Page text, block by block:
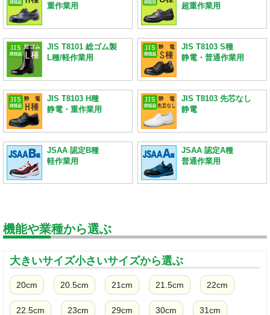
重作業用
超重作業用
JIS T8101 総ゴム製
L種/軽作業用
JIS T8103 S種
静電・普通作業用
JIS T8103 H種
静電・重作業用
JIS T8103 先芯なし
静電
JSAA 認定B種
軽作業用
JSAA 認定A種
普通作業用
機能や業種から選ぶ
大きいサイズ小さいサイズから選ぶ
20cm 20.5cm 21cm 21.5cm 22cm
22.5cm 23cm 29cm 30cm 31cm